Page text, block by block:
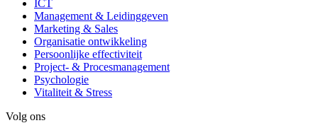
ICT
Management & Leidinggeven
Marketing & Sales
Organisatie ontwikkeling
Persoonlijke effectiviteit
Project- & Procesmanagement
Psychologie
Vitaliteit & Stress
Volg ons